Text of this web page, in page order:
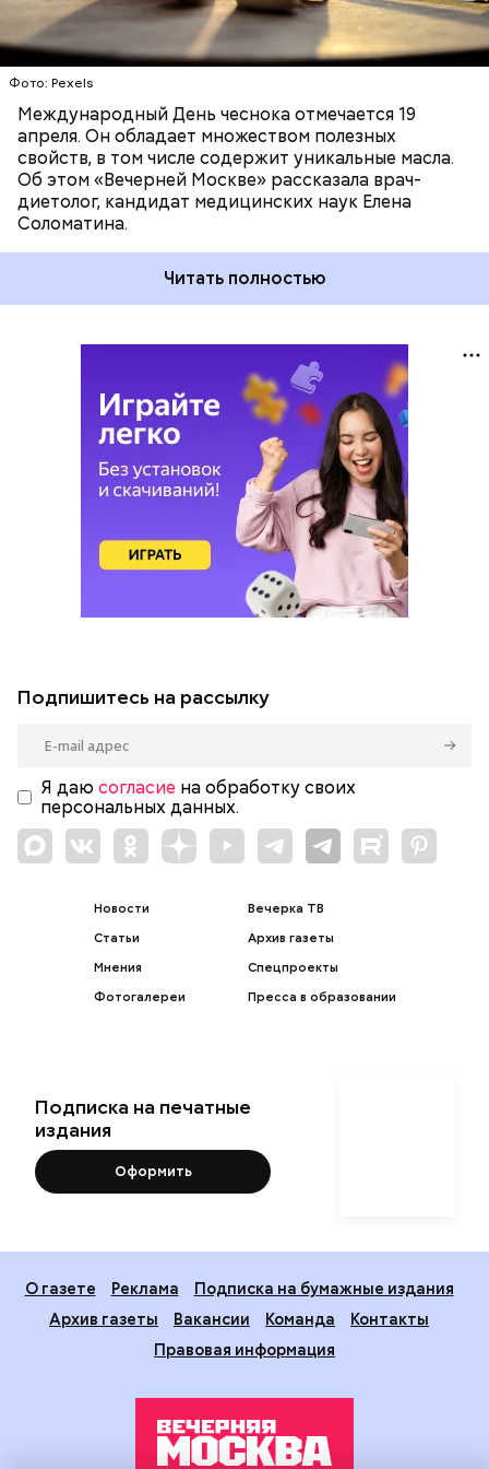
Фото: Pexels
Международный День чеснока отмечается 19
апреля. Он обладает множеством полезных
свойств, в том числе содержит уникальные масла.
Об этом «Вечерней Москве» рассказала врач-
диетолог, кандидат медицинских наук Елена
Соломатина.
Читать полностью
Подпишитесь на рассылку
Я даю согласие на обработку своих
персональных данных.
Новости
Статьи
Мнения
Фотогалереи
Вечерка ТВ
Архив газеты
Спецпроекты
Пресса в образовании
Подписка на печатные
издания
Оформить
О газете Реклама
Подписка на бумажные издания
Архив газеты
Вакансии Команда
Контакты
Правовая информация